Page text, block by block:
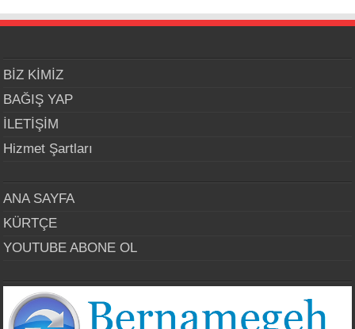
BİZ KİMİZ
BAĞIŞ YAP
İLETİŞİM
Hizmet Şartları
ANA SAYFA
KÜRTÇE
YOUTUBE ABONE OL